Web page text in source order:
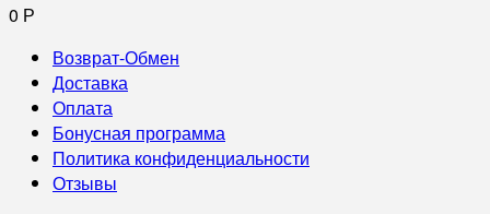
0 Р
Возврат-Обмен
Доставка
Оплата
Бонусная программа
Политика конфиденциальности
Отзывы